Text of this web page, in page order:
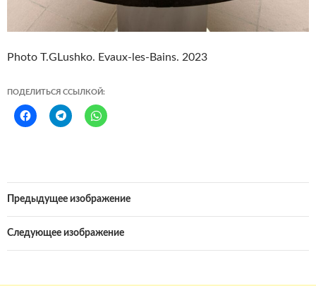
Photo T.GLushko. Evaux-les-Bains. 2023
ПОДЕЛИТЬСЯ ССЫЛКОЙ:
Предыдущее изображение
Следующее изображение